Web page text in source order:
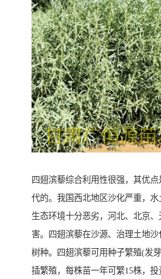
四翅滨藜综合利用性很强，其优
代的。我国西北地区沙化严重，水
生态环境十分恶劣，河北、北京
害。四翅滨藜在沙源、治理土地
树种。四翅滨藜可用种子繁殖(发
插繁殖，每株苗一年可繁15株，